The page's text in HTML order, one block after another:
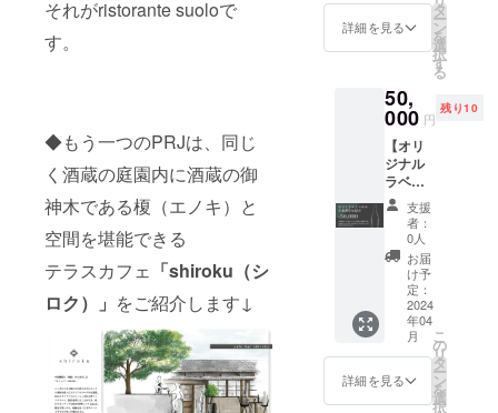
それがristorante suoloで
す。
◆もう一つのPRJは、同じ
く酒蔵の庭園内に酒蔵の御
神木である榎（エノキ）と
空間を堪能できる
テラスカフェ 「shiroku（シ
ロク）」 をご紹介します↓
期）：
2024年
3月22日
24（日
）を予
定して
おりま
す。
（場
所）：
中島醸
造敷地
内で
ビュッ
フェ形
式での
イベン
ト開催
を予定
してお
フル
コース
とペア
リング
トに
なった
お得な
チケッ
トとな
りま
す。
"オープ
ンした
ら食べ
に行き
たい"と
ご検討
中の方
は、是
非コチ
ラで応
詳細を見る
タ
ー
ン
を
選
択
す
る
50,
000 円
残り10
【オリ
ジナル
ラベル
の日本
酒をお
届けし
ます】
中島醸
造の日
本酒
「小左
衛門」
に、オ
リジナ
ルの
支援
者：
0人
お届
け予
定：
2024
年04
月
詳細を見る
こ
の
リ
タ
ー
ン
を
選
択